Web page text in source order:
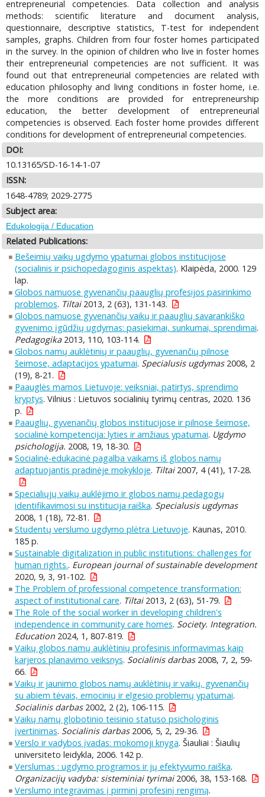
entrepreneurial competencies. Data collection and analysis
methods: scientific literature and document analysis,
questionnaire, descriptive statistics, T-test for independent
samples, graphs. Children from four foster homes participated
in the survey. In the opinion of children who live in foster homes
their entrepreneurial competencies are not sufficient. It was
found out that entrepreneurial competencies are related with
education philosophy and living conditions in foster home, i.e.
the more conditions are provided for entrepreneurship
education, the better development of entrepreneurial
competencies is observed. Each foster home provides different
conditions for development of entrepreneurial competencies.
DOI:
10.13165/SD-16-14-1-07
ISSN:
1648-4789; 2029-2775
Subject area:
Edukologija / Education
Related Publications:
Bešeimių vaikų ugdymo ypatumai globos institucijose
(socialinis ir psichopedagoginis aspektas). Klaipėda, 2000. 129
lap.
Globos namuose gyvenančių paauglių profesijos pasirinkimo
problemos. Tiltai2013, 2 (63), 131-143.
Globos namuose gyvenančių vaikų ir paauglių savarankiško
gyvenimo įgūdžių ugdymas: pasiekimai, sunkumai, sprendimai.
Pedagogika2013, 110, 103-114.
Globos namų auklėtinių ir paauglių, gyvenančių pilnose
šeimose, adaptacijos ypatumai. Specialusis ugdymas2008, 2
(19), 8-21.
Paauglės mamos Lietuvoje: veiksniai, patirtys, sprendimo
kryptys. Vilnius : Lietuvos socialinių tyrimų centras, 2020. 136
p.
Paauglių, gyvenančių globos institucijose ir pilnose šeimose,
socialinė kompetencija: lyties ir amžiaus ypatumai. Ugdymo
psichologija. 2008, 19, 18-30.
Socialinė-edukacinė pagalba vaikams iš globos namų
adaptuojantis pradinėje mokykloje. Tiltai2007, 4 (41), 17-28.
Specialiųjų vaikų auklėjimo ir globos namų pedagogų
identifikavimosi su institucija raiška. Specialusis ugdymas
2008, 1 (18), 72-81.
Studentų verslumo ugdymo plėtra Lietuvoje. Kaunas, 2010.
185 p.
Sustainable digitalization in public institutions: challenges for
human rights.. European journal of sustainable development
2020, 9, 3, 91-102.
The Problem of professional competence transformation:
aspect of institutional care. Tiltai2013, 2 (63), 51-79.
The Role of the social worker in developing children's
independence in community care homes. Society. Integration.
Education2024, 1, 807-819.
Vaikų globos namų auklėtinių profesinis informavimas kaip
karjeros planavimo veiksnys. Socialinis darbas2008, 7, 2, 59-
66.
Vaikų ir jaunimo globos namų auklėtinių ir vaikų, gyvenančių
su abiem tėvais, emocinių ir elgesio problemų ypatumai.
Socialinis darbas2002, 2 (2), 106-115.
Vaikų namų globotinio teisinio statuso psichologinis
įvertinimas. Socialinis darbas2006, 5, 2, 29-36.
Verslo ir vadybos įvadas: mokomoji knyga. Šiauliai : Šiaulių
universiteto leidykla, 2006. 142 p.
Verslumas : ugdymo programos ir jų efektyvumo raiška.
Organizacijų vadyba: sisteminiai tyrimai2006, 38, 153-168.
Verslumo integravimas į pirminį profesinį rengimą.